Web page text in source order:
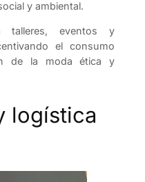
y ambiental.
talleres, eventos y
el consumo
de la moda ética y
logística